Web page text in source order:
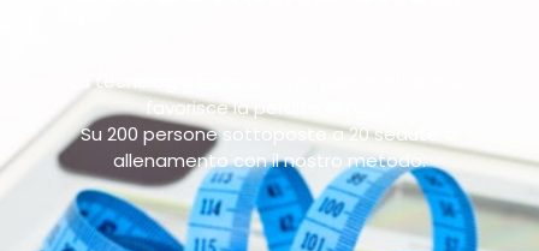
La tecnologia specifica Vacuum + Infrarosso
favorisce la perdita di peso.
Su 200 persone sottoposte a 20 sedute di
allenamento con il nostro metodo: